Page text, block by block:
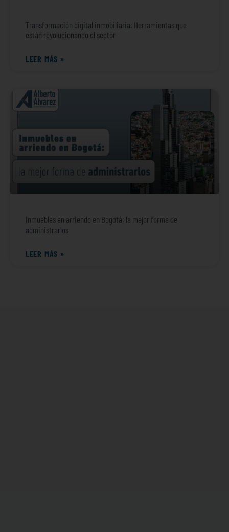
Transformación digital inmobiliaria: Herramientas que
están revolucionando el sector
LEER MÁS »
Inmuebles en arriendo en Bogotá: la mejor forma de
administrarlos
LEER MÁS »